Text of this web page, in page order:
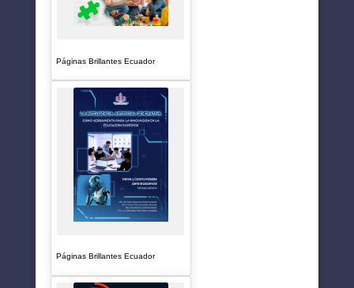
Páginas Brillantes Ecuador
Páginas Brillantes Ecuador